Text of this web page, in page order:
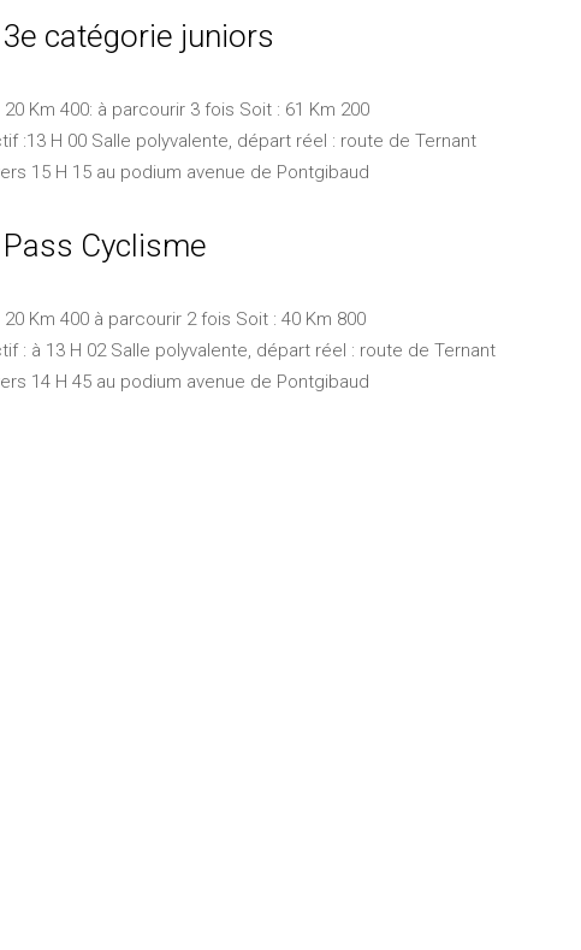
catégorie juniors
Km 400: à parcourir 3 fois Soit : 61 Km 200
:13 H 00 Salle polyvalente, départ réel : route de Ternant
15 H 15 au podium avenue de Pontgibaud
Cyclisme
Km 400 à parcourir 2 fois Soit : 40 Km 800
: à 13 H 02 Salle polyvalente, départ réel : route de Ternant
14 H 45 au podium avenue de Pontgibaud